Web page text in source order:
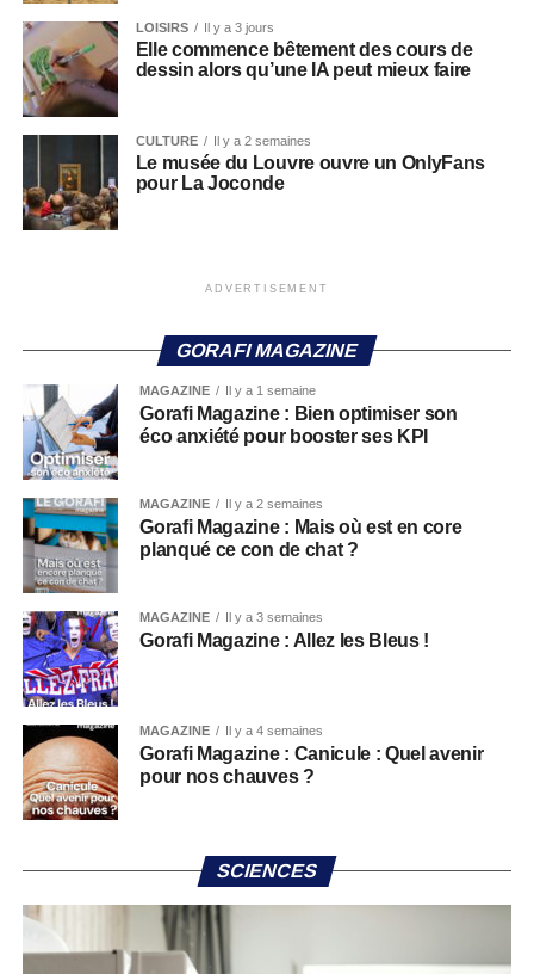
LOISIRS Il y a 3 jours
Elle commence bêtement des cours de
dessin alors qu’une IA peut mieux faire
CULTURE Il y a 2 semaines
Le musée du Louvre ouvre un OnlyFans
pour La Joconde
ADVERTISEMENT
GORAFI MAGAZINE
MAGAZINE Il y a 1 semaine
Gorafi Magazine : Bien optimiser son
éco anxiété pour booster ses KPI
MAGAZINE Il y a 2 semaines
Gorafi Magazine : Mais où est en core
planqué ce con de chat ?
MAGAZINE Il y a 3 semaines
Gorafi Magazine : Allez les Bleus !
MAGAZINE Il y a 4 semaines
Gorafi Magazine : Canicule : Quel avenir
pour nos chauves ?
SCIENCES